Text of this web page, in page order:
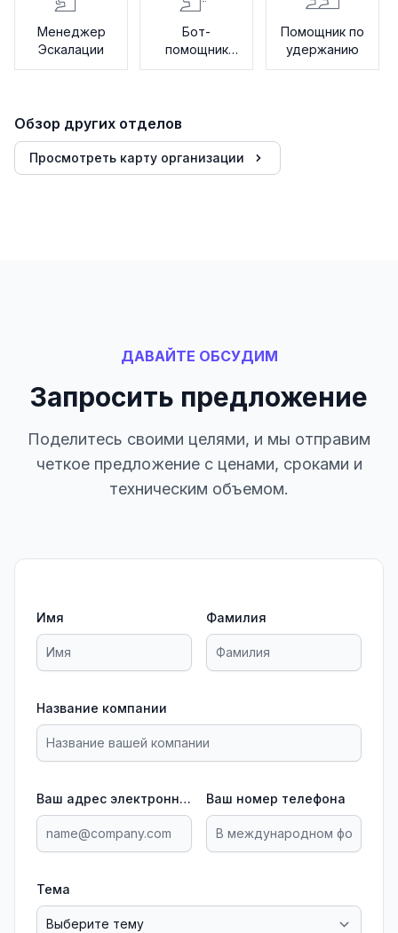
Менеджер
Эскалации
Бот-
помощник
агента
Помощник по
удержанию
Обзор других отделов
Просмотреть карту организации
ДАВАЙТЕ ОБСУДИМ
Запросить предложение
Поделитесь своими целями, и мы отправим
четкое предложение с ценами, сроками и
техническим объемом.
Имя Фамилия
Название компании
Ваш адрес электронной почты Ваш номер телефона
Тема